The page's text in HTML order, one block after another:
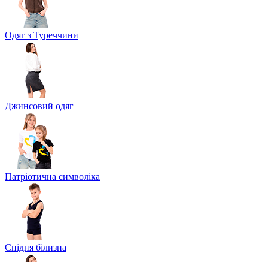
Одяг з Туреччини
Джинсовий одяг
Патріотична символіка
Спідня білизна